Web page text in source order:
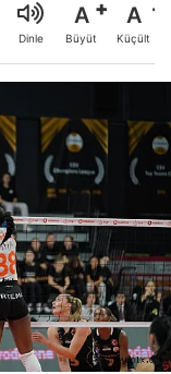
Dinle
A
Büyüt
A
Küçült